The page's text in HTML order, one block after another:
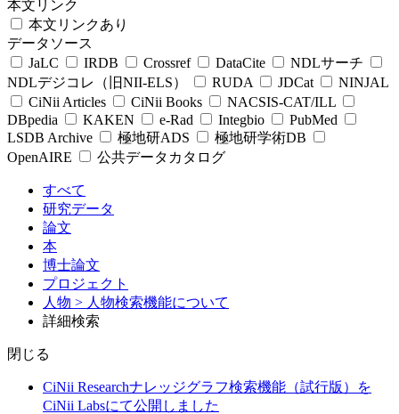
本文リンク
本文リンクあり
データソース
JaLC
IRDB Crossref DataCite
NDLサーチ
NDLデジコレ（旧NII-ELS）
RUDA JDCat
NINJAL
CiNii Articles
CiNii Books
NACSIS-CAT/ILL
DBpedia
KAKEN e-Rad Integbio
PubMed
LSDB Archive
極地研ADS
極地研学術DB
OpenAIRE
公共データカタログ
すべて
研究データ
論文
本
博士論文
プロジェクト
人物 > 人物検索機能について
詳細検索
閉じる
CiNii Researchナレッジグラフ検索機能（試行版）を
CiNii Labsにて公開しました